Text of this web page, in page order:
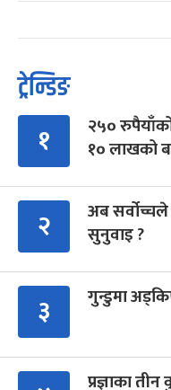
ट्रेन्डिङ
१
२५०
१० लाखको
२
अब
सुनुवाइ ?
३ गुन्डुमा
प्रज्ञाका